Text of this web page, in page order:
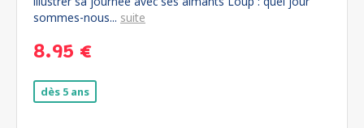
sommes-nous... suite
8.95 €
dès 5 ans